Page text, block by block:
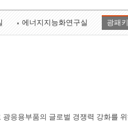
에너지지능화연구실 광패
응용부품의 글로벌 경쟁력 강화를